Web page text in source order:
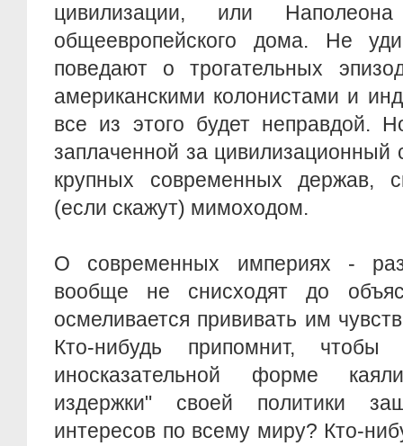
цивилизации, или
общеевропейского дома. Не
поведают о трогательных
американскими колонистами и
все из этого будет неправдой.
заплаченной за цивилизационный
крупных современных держав,
(если скажут) мимоходом.
О современных империях -
вообще не снисходят до
осмеливается прививать им
Кто-нибудь припомнит,
иносказательной форме
издержки" своей политики
интересов по всему миру? Кто-